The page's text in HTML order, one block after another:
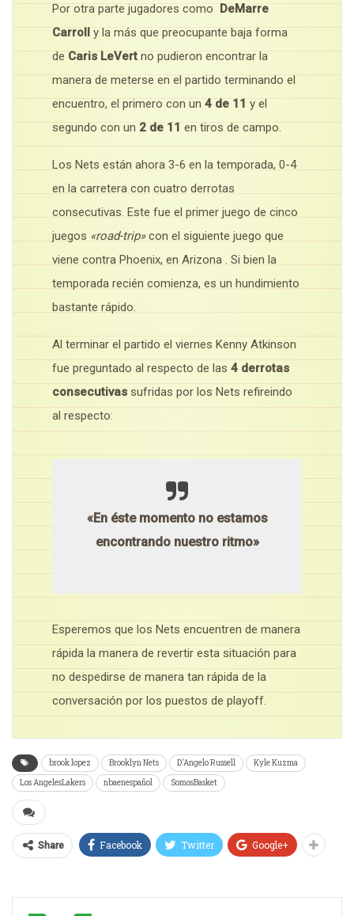
Por otra parte jugadores como DeMarre
Carroll y la más que preocupante baja forma
de Caris LeVert no pudieron encontrar la
manera de meterse en el partido terminando el
encuentro, el primero con un 4 de 11 y el
segundo con un 2 de 11 en tiros de campo.
Los Nets están ahora 3-6 en la temporada, 0-4
en la carretera con cuatro derrotas
consecutivas. Este fue el primer juego de cinco
juegos «road-trip»con el siguiente juego que
viene contra Phoenix, en Arizona . Si bien la
temporada recién comienza, es un hundimiento
bastante rápido.
Al terminar el partido el viernes Kenny Atkinson
fue preguntado al respecto de las 4 derrotas
consecutivas sufridas por los Nets refireindo
al respecto:
«En éste momento no estamos
encontrando nuestro ritmo»
Esperemos que los Nets encuentren de manera
rápida la manera de revertir esta situación para
no despedirse de manera tan rápida de la
conversación por los puestos de playoff.
brook lopez Brooklyn Nets D'Angelo Russell
Kyle Kuzma
Los AngelesLakers
nbaenespañol SomosBasket
Share Facebook Twitter Google+